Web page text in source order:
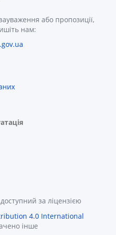
або пропозиції,
нам:
за ліцензією
4.0 International
інше